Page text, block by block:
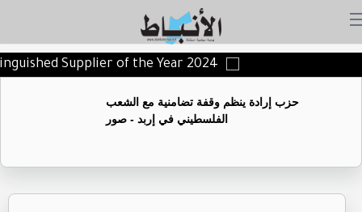
Supplier of the Year 2024
حزب إرادة ينظم وقفة تضامنية مع الشعب
الفلسطيني في إربد - صور